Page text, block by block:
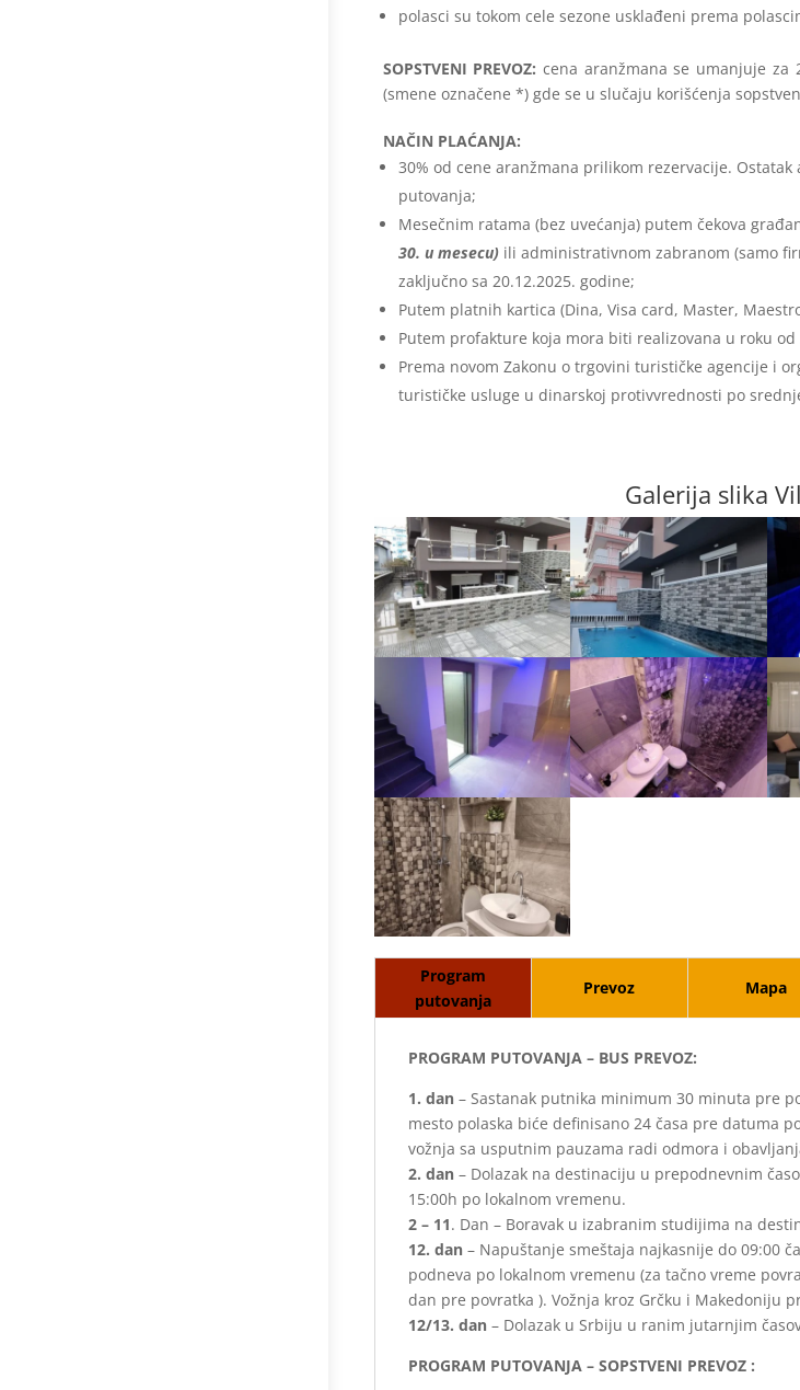
polasci su tokom cele sezone usklađeni prema
SOPSTVENI PREVOZ: cena aranžmana se umanjuje za
(smene označene *) gde se u slučaju korišćenja
NAČIN PLAĆANJA:
30% od cene aranžmana prilikom rezervacije.
putovanja;
Mesečnim ratama (bez uvećanja) putem čekova
30. u mesecu)ili administrativnom zabranom (samo
zaključno sa 20.12.2025. godine;
Putem platnih kartica (Dina, Visa card, Master,
Putem profakture koja mora biti realizovana u roku
Prema novom Zakonu o trgovini turističke agencije i
turističke usluge u dinarskoj protivvrednosti po
Galerija slika
Program
putovanja
Prevoz Mapa
PROGRAM PUTOVANJA – BUS PREVOZ:
1. dan– Sastanak putnika minimum 30 minuta pre
mesto polaska biće definisano 24 časa pre datuma
vožnja sa usputnim pauzama radi odmora i
2. dan– Dolazak na destinaciju u prepodnevnim
15:00h po lokalnom vremenu.
2 – 11. Dan – Boravak u izabranim studijima na
12. dan– Napuštanje smeštaja najkasnije do 09:00
podneva po lokalnom vremenu (za tačno vreme
dan pre povratka ). Vožnja kroz Grčku i Makedoniju
12/13. dan– Dolazak u Srbiju u ranim jutarnjim
PROGRAM PUTOVANJA – SOPSTVENI PREVOZ :